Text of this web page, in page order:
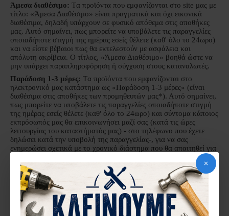
Άμεσα διαθέσιμο: Tα προϊόντα που εμφανίζονται στο site μας με
τίτλο: «Άμεσα Διαθέσιμο» είναι πραγματικά και όχι εικονικά
διαθέσιμα, δηλαδή υπάρχουν σε φυσικό απόθεμα στις αποθήκες
μας. Αυτό σημαίνει, πως μπορείτε να υποβάλετε τις παραγγελίες
οποιαδήποτε στιγμή της ημέρας εσείς θέλετε (καθ' όλο το 24ωρο)
και να είστε βέβαιοι πως θα εκτελεστούν με ασφάλεια και
απόλυτη ακρίβεια. Ο τίτλος, «Άμεσα Διαθέσιμο» βοηθά ώστε να
μην υπάρχει παραπληροφόρηση ή σύγχυση στους καταναλωτές.
Παράδοση 1-3 μέρες: Tα προϊόντα που εμφανίζονται στο
ηλεκτρονικό μας κατάστημα ως «Παράδοση 1-3 μέρες» (είναι
διαθέσιμα στις αποθήκες των προμηθευτών μας*). Αυτό σημαίνει,
πως μπορείτε να υποβάλετε τις παραγγελίες οποιαδήποτε στιγμή
της ημέρας εσείς θέλετε (καθ' όλο το 24ωρο) και σύντομα κάποιος
εκπρόσωπός μας θα επικοινωνήσει μαζί σας (κατά τις ώρες
λειτουργίας του καταστήματός μας) - στο τηλέφωνο που έχετε
δηλώσει κατά την υποβολή της παραγγελίας-, για να σας
ενημερώσει σχετικά με το χρονικό διάστημα που θα απαιτηθεί για
την αποστολή των προϊόντων και την τελική παράδοση σε εσας».
Σε κάθε περίπτωση, οφείλουμε να σας κρατούμε ενήμερους
σχετικά με την "ομαλή πορεία"* της παραγγελίας σας.
*Σημ.- Το κατάστημά μας επιφυλάσσεται για περιπτώσεις
επιπρόσθετης καθυστέρησης ή αδυναμίας παραλαβής προϊόντων
από τους προμηθευτές του, καθώς τα εν λόγω προϊόντα δε
βρίσκονται με φυσικό τρόπο στην κατοχή του.